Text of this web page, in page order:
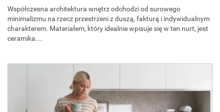
Współczesna architektura wnętrz odchodzi od surowego
minimalizmu na rzecz przestrzeni z duszą, fakturą i indywidualnym
charakterem. Materiałem, który idealnie wpisuje się w ten nurt, jest
ceramika....